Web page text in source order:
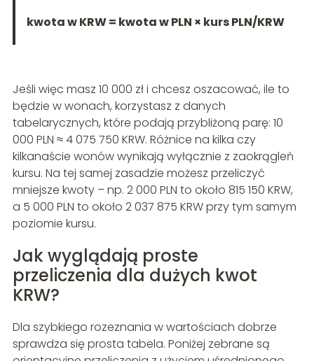
kwota w KRW = kwota w PLN × kurs PLN/KRW
Jeśli więc masz 10 000 zł i chcesz oszacować, ile to
będzie w wonach, korzystasz z danych
tabelarycznych, które podają przybliżoną parę: 10
000 PLN ≈ 4 075 750 KRW. Różnice na kilka czy
kilkanaście wonów wynikają wyłącznie z zaokrągleń
kursu. Na tej samej zasadzie możesz przeliczyć
mniejsze kwoty – np. 2 000 PLN to około 815 150 KRW,
a 5 000 PLN to około 2 037 875 KRW przy tym samym
poziomie kursu.
Jak wyglądają proste
przeliczenia dla dużych kwot
KRW?
Dla szybkiego rozeznania w wartościach dobrze
sprawdza się prosta tabela. Poniżej zebrane są